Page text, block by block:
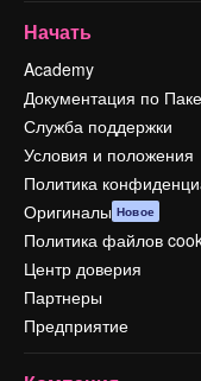
Начать
Academy
Документация по
Служба поддержки
Условия и положения
Политика
Оригиналы Новое
Политика файлов
Центр доверия
Партнеры
Предприятие